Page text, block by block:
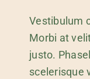
Vestibulum
Morbi at
justo.
scelerisque